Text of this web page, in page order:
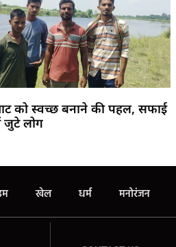
को स्वच्छ बनाने की पहल, सफाई
जुटे लोग
खेल धर्म मनोरंजन